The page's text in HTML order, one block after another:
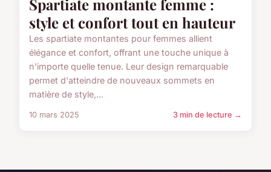
Spartiate montante femme :
style et confort tout en hauteur
Les spartiate montantes pour femmes allient
élégance et confort, offrant une touche unique à
n'importe quelle tenue. Leur design remarquable
permet d'atteindre de nouveaux sommets en
matière de style,...
10 mars 2025 3 min de lecture →